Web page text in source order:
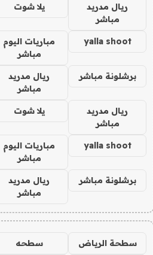
ريال مدريد
مباشر
يلا شوت
yalla shoot
مباريات اليوم
مباشر
برشلونة مباشر
ريال مدريد
مباشر
ريال مدريد
مباشر
يلا شوت
yalla shoot
مباريات اليوم
مباشر
برشلونة مباشر
ريال مدريد
مباشر
سطحة الرياض سطحه